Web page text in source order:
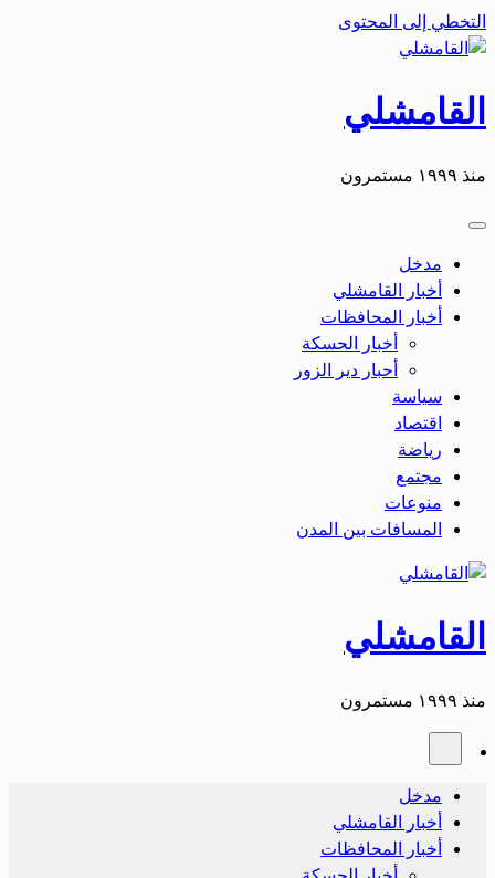
التخطي إلى المحتوى
القامشلي
منذ ١٩٩٩ مستمرون
مدخل
أخبار القامشلي
أخبار المحافظات
أخبار الحسكة
أحبار دير الزور
سياسة
اقتصاد
رياضة
مجتمع
منوعات
المسافات بين المدن
القامشلي
منذ ١٩٩٩ مستمرون
مدخل
أخبار القامشلي
أخبار المحافظات